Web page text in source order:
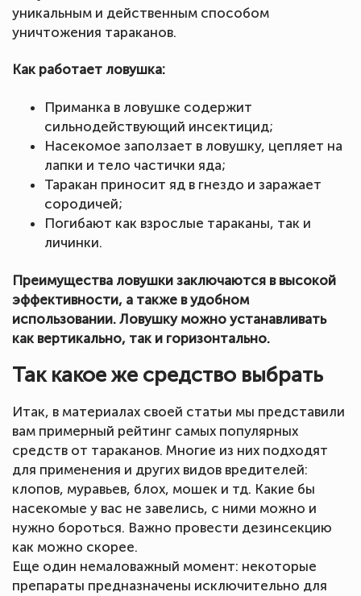
уникальным и действенным способом
уничтожения тараканов.
Как работает ловушка:
Приманка в ловушке содержит
сильнодействующий инсектицид;
Насекомое заползает в ловушку, цепляет на
лапки и тело частички яда;
Таракан приносит яд в гнездо и заражает
сородичей;
Погибают как взрослые тараканы, так и
личинки.
Преимущества ловушки заключаются в высокой
эффективности, а также в удобном
использовании. Ловушку можно устанавливать
как вертикально, так и горизонтально.
Так какое же средство выбрать
Итак, в материалах своей статьи мы представили
вам примерный рейтинг самых популярных
средств от тараканов. Многие из них подходят
для применения и других видов вредителей:
клопов, муравьев, блох, мошек и тд. Какие бы
насекомые у вас не завелись, с ними можно и
нужно бороться. Важно провести дезинсекцию
как можно скорее.
Еще один немаловажный момент: некоторые
препараты предназначены исключительно для